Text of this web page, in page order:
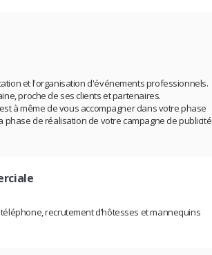
et l'organisation d'événements professionnels.
proche de ses clients et partenaires.
à même de vous accompagner dans votre phase
de réalisation de votre campagne de publicité
recrutement d’hôtesses et mannequins